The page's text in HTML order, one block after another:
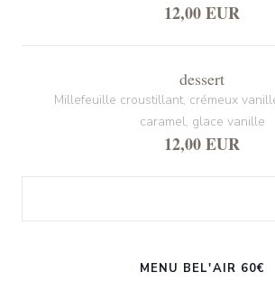
12,00 EUR
dessert
Millefeuille croustillant, crémeux
caramel, glace vanille
12,00 EUR
MENU BEL'AIR 60€